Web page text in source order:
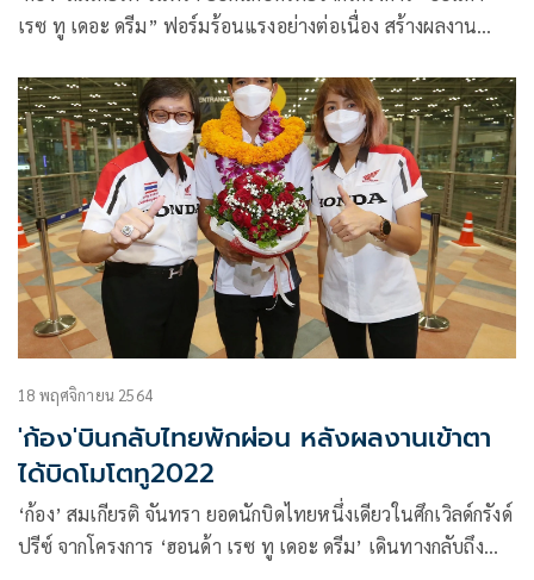
เรซ ทู เดอะ ดรีม” ฟอร์มร้อนแรงอย่างต่อเนื่อง สร้างผลงาน
โตทู ชิงแชมป์โลก สนาม 3 ที่อาร์เจนตินา จารึกประวัติศาสตร์
ขึ้นโพเดี้ยม 2 สนามติดต่อกัน เก็บคะแนนสะสมขึ้นมาอันดับ3
18 พฤศจิกายน 2564
'ก้อง'บินกลับไทยพักผ่อน หลังผลงานเข้าตา
ได้บิดโมโตทู2022
‘ก้อง’ สมเกียรติ จันทรา ยอดนักบิดไทยหนึ่งเดียวในศึกเวิลด์กรังด์
ปรีซ์ จากโครงการ ‘ฮอนด้า เรซ ทู เดอะ ดรีม’ เดินทางกลับถึง